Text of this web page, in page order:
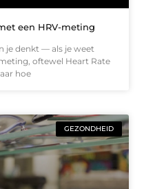
een HRV-meting
je denkt — als je weet
oftewel Heart Rate
hoe
GEZONDHEID